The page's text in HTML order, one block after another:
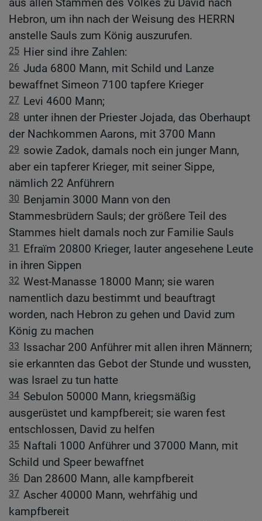
aus allen Stämmen des Volkes zu David nach
Hebron, um ihn nach der Weisung des HERRN
anstelle Sauls zum König auszurufen.
25 Hier sind ihre Zahlen:
26 Juda 6800 Mann, mit Schild und Lanze
bewaffnet Simeon 7100 tapfere Krieger
27 Levi 4600 Mann;
28 unter ihnen der Priester Jojada, das Oberhaupt
der Nachkommen Aarons, mit 3700 Mann
29 sowie Zadok, damals noch ein junger Mann,
aber ein tapferer Krieger, mit seiner Sippe,
nämlich 22 Anführern
30 Benjamin 3000 Mann von den
Stammesbrüdern Sauls; der größere Teil des
Stammes hielt damals noch zur Familie Sauls
31
Efraïm 20800 Krieger, lauter angesehene Leute
in ihren Sippen
32 West-Manasse 18000 Mann; sie waren
namentlich dazu bestimmt und beauftragt
worden, nach Hebron zu gehen und David zum
König zu machen
33 Issachar 200 Anführer mit allen ihren Männern;
sie erkannten das Gebot der Stunde und wussten,
was Israel zu tun hatte
34 Sebulon 50000 Mann, kriegsmäßig
ausgerüstet und kampfbereit; sie waren fest
entschlossen, David zu helfen
35 Naftali 1000 Anführer und 37000 Mann, mit
Schild und Speer bewaffnet
36 Dan 28600 Mann, alle kampfbereit
37 Ascher 40000 Mann, wehrfähig und
kampfbereit